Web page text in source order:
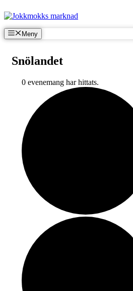
till
innehåll
Meny
Snölandet
0 evenemang har hittats.